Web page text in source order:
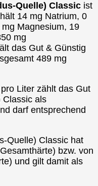
Quelle) Classic ist
14 mg Natrium, 0
Magnesium, 19
mg
das Gut & Günstig
489 mg
Liter zählt das Gut
Classic als
darf entsprechend
Quelle) Classic hat
bzw. von
und gilt damit als